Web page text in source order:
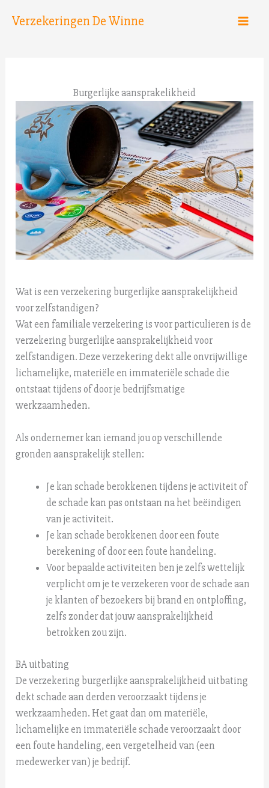
naarVerzekeringen De Winne
Burgerlijke aansprakelikheid
Wat is een verzekering burgerlijke aansprakelijkheid
voor zelfstandigen?
Wat een familiale verzekering is voor particulieren is de
verzekering burgerlijke aansprakelijkheid voor
zelfstandigen. Deze verzekering dekt alle onvrijwillige
lichamelijke, materiële en immateriële schade die
ontstaat tijdens of door je bedrijfsmatige
werkzaamheden.
Als ondernemer kan iemand jou op verschillende
gronden aansprakelijk stellen:
Je kan schade berokkenen tijdens je activiteit of
de schade kan pas ontstaan na het beëindigen
van je activiteit.
Je kan schade berokkenen door een foute
berekening of door een foute handeling.
Voor bepaalde activiteiten ben je zelfs wettelijk
verplicht om je te verzekeren voor de schade aan
je klanten of bezoekers bij brand en ontploffing,
zelfs zonder dat jouw aansprakelijkheid
betrokken zou zijn.
BA uitbating
De verzekering burgerlijke aansprakelijkheid uitbating
dekt schade aan derden veroorzaakt tijdens je
werkzaamheden. Het gaat dan om materiële,
lichamelijke en immateriële schade veroorzaakt door
een foute handeling, een vergetelheid van (een
medewerker van) je bedrijf.